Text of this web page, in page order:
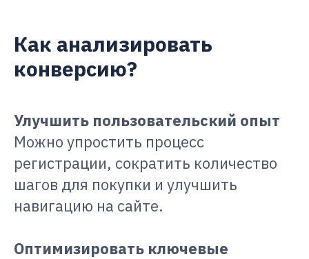
Как анализировать
конверсию?
Улучшить пользовательский опыт
Можно упростить процесс
регистрации, сократить количество
шагов для покупки и улучшить
навигацию на сайте.
Оптимизировать ключевые